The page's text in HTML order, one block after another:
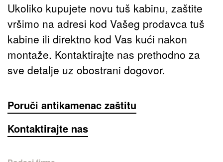
Ukoliko kupujete novu tuš kabinu, zaštite
vršimo na adresi kod Vašeg prodavca tuš
kabine ili direktno kod Vas kući nakon
montaže. Kontaktirajte nas prethodno za
sve detalje uz obostrani dogovor.
Poruči antikamenac zaštitu
Kontaktirajte nas